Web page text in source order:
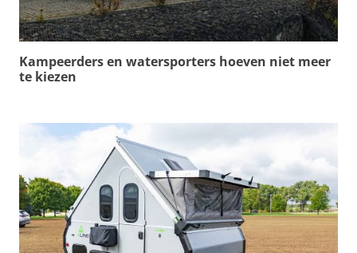
Kampeerders en watersporters hoeven niet meer
te kiezen